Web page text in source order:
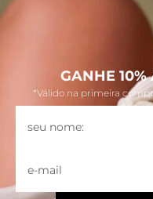
GANHE 10%
*Válido na primeira